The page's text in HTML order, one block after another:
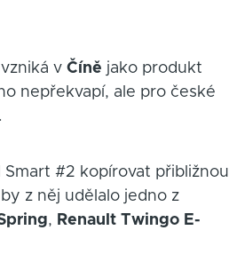
vzniká vČíně jako produkt
nepřekvapí, ale pro české
#2 kopírovat přibližnou
z něj udělalo jedno z
, Renault Twingo E-